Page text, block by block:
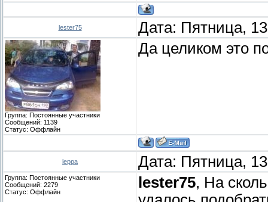
lester75 Дата: Пятница,
Группа: Постоянные участники
Сообщений: 1139
Статус: Оффлайн
Да целиком это
leppa Дата: Пятница,
Группа: Постоянные участники
Сообщений: 2279
Статус: Оффлайн
lester75, На